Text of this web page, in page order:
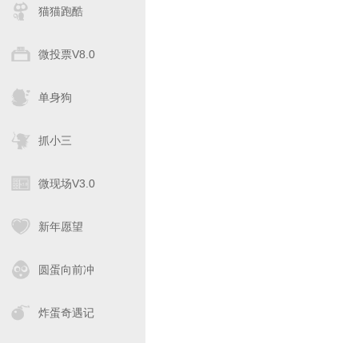
猫猫跑酷
微投票V8.0
单身狗
抓小三
微现场V3.0
新年愿望
圆蛋向前冲
炸蛋奇遇记